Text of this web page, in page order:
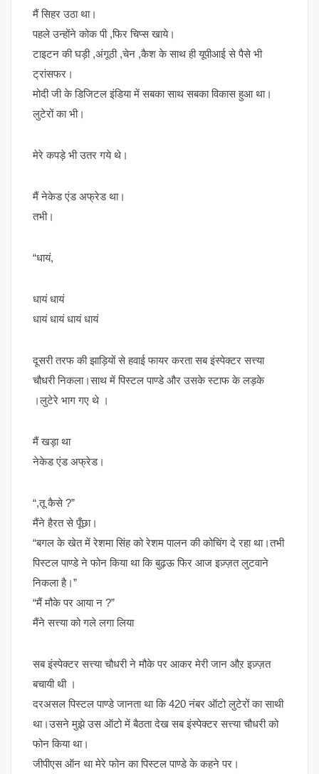
मैं सिहर उठा था।
पहले उन्होंने कोक पी ,फिर चिप्स खाये।
टाइटन की घड़ी ,अंगूठी ,चेन ,कैश के साथ ही यूपीआई से पैसे भी
ट्रांसफर।
मोदी जी के डिजिटल इंडिया में सबका साथ सबका विकास हुआ था।
लुटेरों का भी।
मेरे कपड़े भी उतर गये थे।
मैं नेकेड एंड अफ्रेड था।
तभी।
“धायं,
धायं धायं
धायं धायं धायं धायं
दूसरी तरफ की झाड़ियों से हवाई फायर करता सब इंस्पेक्टर सत्त्या
चौधरी निकला।साथ में पिस्टल पाण्डे और उसके स्टाफ के लड़के
।लुटेरे भाग गए थे ।
मैं खड़ा था
नेकेड एंड अफ्रेड।
“,तू कैसे ?”
मैंने हैरत से पूँछा।
“बगल के खेत में रेशमा सिंह को रेशम पालन की कोचिंग दे रहा था।तभी
पिस्टल पाण्डे ने फोन किया था कि बुढ़ऊ फिर आज इज़्ज़त लुटवाने
निकला है।”
“मैं मौके पर आया न ?”
मैंने सत्त्या को गले लगा लिया
सब इंस्पेक्टर सत्त्या चौधरी ने मौके पर आकर मेरी जान औऱ इज़्ज़त
बचायी थी ।
दरअसल पिस्टल पाण्डे जानता था कि 420 नंबर ऑटो लुटेरों का साथी
था।उसने मुझे उस ऑटो में बैठता देख सब इंस्पेक्टर सत्त्या चौधरी को
फोन किया था।
जीपीएस ऑन था मेरे फोन का पिस्टल पाण्डे के कहने पर।